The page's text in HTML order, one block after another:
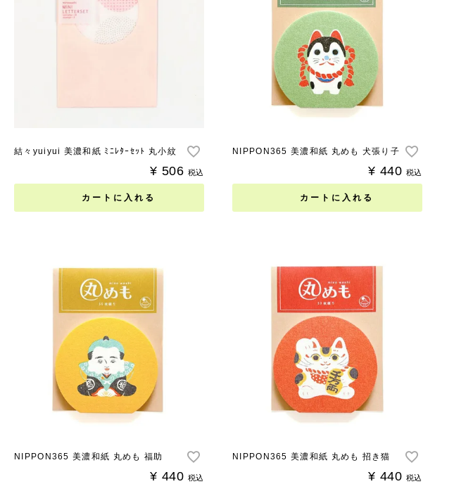
結々yuiyui 美濃和紙 ﾐﾆﾚﾀｰｾｯﾄ 丸小紋
カートに入れる
¥ 506 税込
NIPPON365 美濃和紙 丸めも 犬張り子
カートに入れる
¥ 440 税込
NIPPON365 美濃和紙 丸めも 福助
¥ 440 税込
NIPPON365 美濃和紙 丸めも 招き猫
¥ 440 税込